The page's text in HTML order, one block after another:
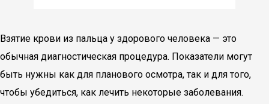
Взятие крови из пальца у здорового человека — это
обычная диагностическая процедура. Показатели могут
быть нужны как для планового осмотра, так и для того,
чтобы убедиться, как лечить некоторые заболевания.